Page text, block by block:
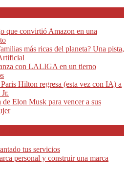
que convirtió Amazon en una
más ricas del planeta? Una pista,
con LALIGA en un tierno
Hilton regresa (esta vez con IA) a
Elon Musk para vencer a sus
tus servicios
personal y construir una marca